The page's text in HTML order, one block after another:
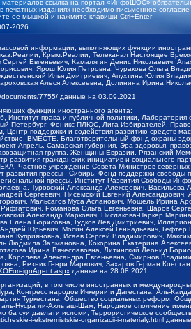
материалов ссылка на портал «ИнфоШОС»
печатных изданиях необходимо письменное
ее мышкой и нажмите клавиши Ctrl+Enter
2026
информации, выполняющих функции
Крым.Реалии, Телеканал Настоящее
Евгеньевич, Камалягин Денис Николаевич,
Ярош Юлия Петровна, Чуракова Ольга
Илья Дмитриевич, Апухтина Юлия
Алеся Алексеевна, Долинина Ирина
7755/ данные на 03.09.2021
функции иностранного агента:
Институт права и публичной политики,
Петербург, Феникс ПЛЮС, Лига Избирателей,
поддержки и содействия развитию средств
ВМЕСТЕ, Благотворительный фонд охраны
Апрель, Самарская губерния, Эра здоровья,
группа, Женщины Евразии, Рязанский
развития гражданских инициатив и социального
учреждение Совета Министров северных
развития прессы - Сибирь, Фонд поддержки
прессы, Институт Развития Свободы
Туровский Александр Алексеевич,
Сергеевич, Писемский Евгений
Мальсагов Муса Асланович, Мошель Ирина
Романова Ольга Евгеньевна, Щаров
Александр Маркович, Пислакова-Паркер
Елена Борисовна, Гудков Лев Дмитриевич,
Юрьевич, Мосин Алексей Геннадьевич,
Куприяновна, Исаев Сергей Владимирович,
Людмила Залмановна, Кокорина Екатерина
Ирина Вячеславовна, Литинский Леонид
Королева Александра Евгеньевна, Смирнов
Резник Генри Маркович, Захаров Герман
данные на 28.08.2021
в том числе иностранных и
Конгресс народов Ичкерии и Дагестана, Аль-
Туркестана, Общество социальных реформ,
аль-Нусра ли-Ахль аш-Шам, Народное ополчение
ба суи давлати исломи, Террористическое
i-ekstremistskie-organizacii-i-materialy.html